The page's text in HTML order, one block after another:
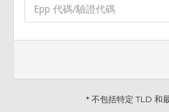
* 不包括特定 TLD 和